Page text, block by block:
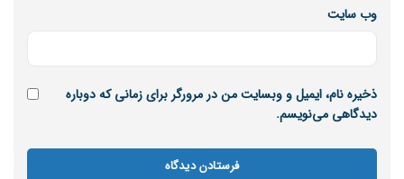
منبع خبر
وب‌ سایت
ذخیره نام، ایمیل و وبسایت من در مرورگر برای زمانی که دوباره
دیدگاهی می‌نویسم.